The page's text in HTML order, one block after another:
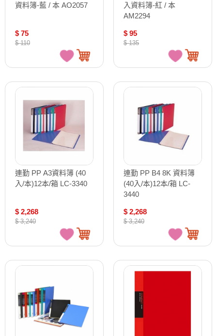
資料簿-藍 / 本 AO2057
$ 75
$ 110
入資料簿-紅 / 本
AM2294
$ 95
$ 135
連勤 PP A3資料簿 (40
入/本)12本/箱 LC-3340
$ 2,268
$ 3,240
連勤 PP B4 8K 資料簿
(40入/本)12本/箱 LC-
3440
$ 2,268
$ 3,240